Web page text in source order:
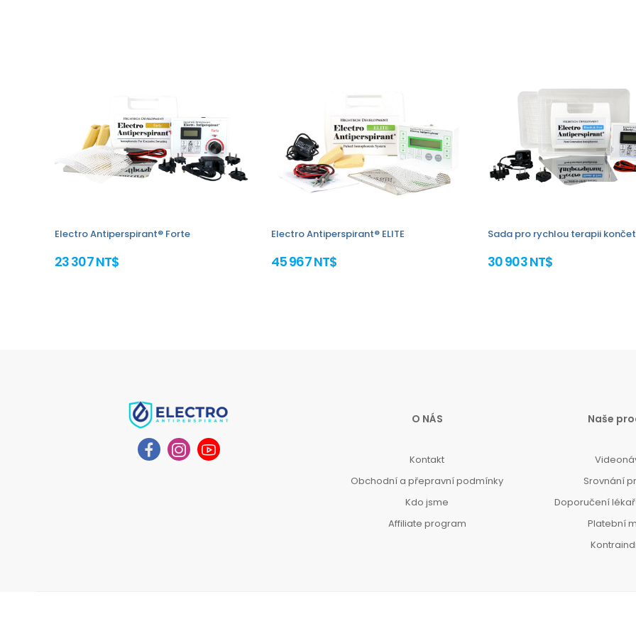
Electro Antiperspirant® Forte
23 307 NT$
Electro Antiperspirant® ELITE
45 967 NT$
Sada pro rychlou terapii
30 903 NT$
O NÁS
Kontakt
Obchodní a přepravní podmínky
Kdo jsme
Affiliate program
Naše
Srovnání
Doporučení
Platební